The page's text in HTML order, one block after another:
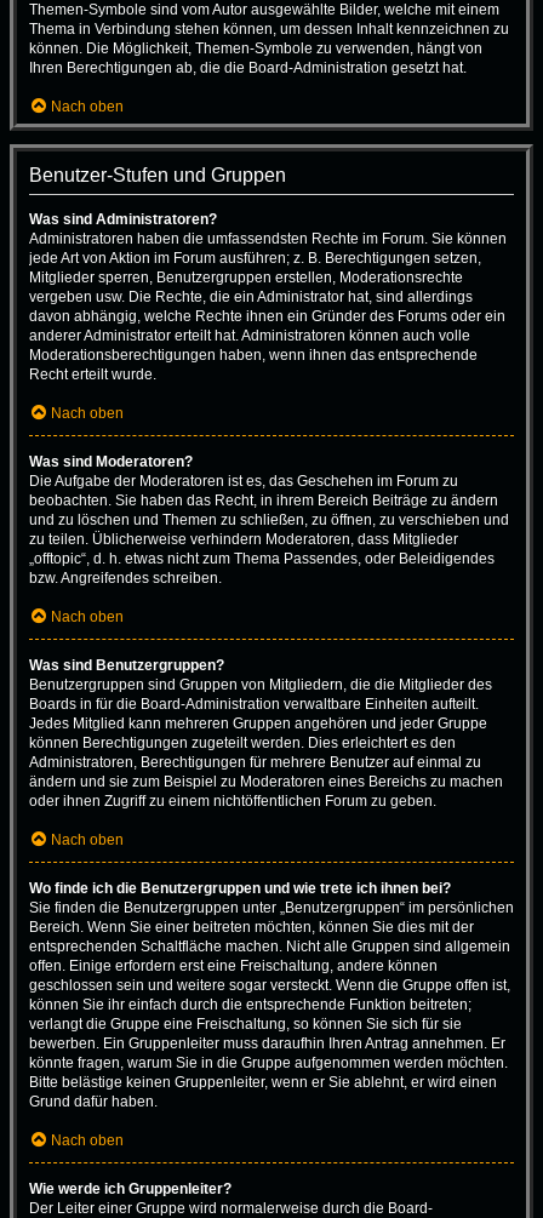
Themen-Symbole sind vom Autor ausgewählte Bilder, welche mit einem
Thema in Verbindung stehen können, um dessen Inhalt kennzeichnen zu
können. Die Möglichkeit, Themen-Symbole zu verwenden, hängt von
Ihren Berechtigungen ab, die die Board-Administration gesetzt hat.
Nach oben
Benutzer-Stufen und Gruppen
Was sind Administratoren?
Administratoren haben die umfassendsten Rechte im Forum. Sie können
jede Art von Aktion im Forum ausführen; z. B. Berechtigungen setzen,
Mitglieder sperren, Benutzergruppen erstellen, Moderationsrechte
vergeben usw. Die Rechte, die ein Administrator hat, sind allerdings
davon abhängig, welche Rechte ihnen ein Gründer des Forums oder ein
anderer Administrator erteilt hat. Administratoren können auch volle
Moderationsberechtigungen haben, wenn ihnen das entsprechende
Recht erteilt wurde.
Nach oben
Was sind Moderatoren?
Die Aufgabe der Moderatoren ist es, das Geschehen im Forum zu
beobachten. Sie haben das Recht, in ihrem Bereich Beiträge zu ändern
und zu löschen und Themen zu schließen, zu öffnen, zu verschieben und
zu teilen. Üblicherweise verhindern Moderatoren, dass Mitglieder
„offtopic“, d. h. etwas nicht zum Thema Passendes, oder Beleidigendes
bzw. Angreifendes schreiben.
Nach oben
Was sind Benutzergruppen?
Benutzergruppen sind Gruppen von Mitgliedern, die die Mitglieder des
Boards in für die Board-Administration verwaltbare Einheiten aufteilt.
Jedes Mitglied kann mehreren Gruppen angehören und jeder Gruppe
können Berechtigungen zugeteilt werden. Dies erleichtert es den
Administratoren, Berechtigungen für mehrere Benutzer auf einmal zu
ändern und sie zum Beispiel zu Moderatoren eines Bereichs zu machen
oder ihnen Zugriff zu einem nichtöffentlichen Forum zu geben.
Nach oben
Wo finde ich die Benutzergruppen und wie trete ich ihnen bei?
Sie finden die Benutzergruppen unter „Benutzergruppen“ im persönlichen
Bereich. Wenn Sie einer beitreten möchten, können Sie dies mit der
entsprechenden Schaltfläche machen. Nicht alle Gruppen sind allgemein
offen. Einige erfordern erst eine Freischaltung, andere können
geschlossen sein und weitere sogar versteckt. Wenn die Gruppe offen ist,
können Sie ihr einfach durch die entsprechende Funktion beitreten;
verlangt die Gruppe eine Freischaltung, so können Sie sich für sie
bewerben. Ein Gruppenleiter muss daraufhin Ihren Antrag annehmen. Er
könnte fragen, warum Sie in die Gruppe aufgenommen werden möchten.
Bitte belästige keinen Gruppenleiter, wenn er Sie ablehnt, er wird einen
Grund dafür haben.
Nach oben
Wie werde ich Gruppenleiter?
Der Leiter einer Gruppe wird normalerweise durch die Board-